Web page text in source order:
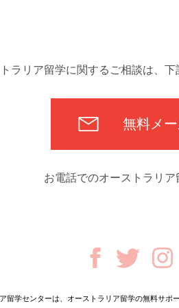
ラリア留学に関するご相談は、下
無料メ
お電話でのオーストラリア
留学センターは、オーストラリア留学の無料サポ